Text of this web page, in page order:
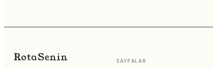
RotaSenin SAYFALAR